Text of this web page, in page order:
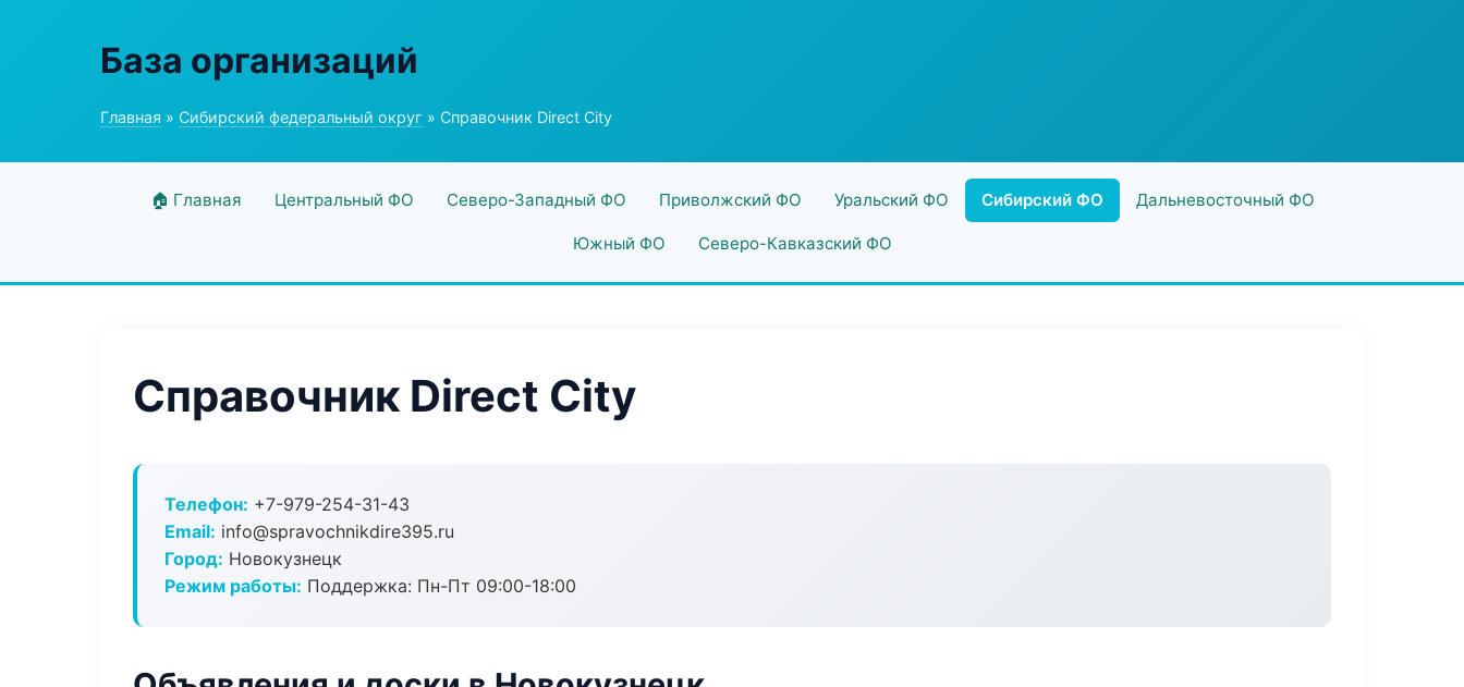
База организаций
Главная » Сибирский федеральный округ » Справочник Direct City
🏠 Главная Центральный ФО Северо-Западный ФО Приволжский ФО Уральский ФО Сибирский ФО Дальневосточный ФО
Южный ФО Северо-Кавказский ФО
Справочник Direct City
Телефон: +7-979-254-31-43
Email: info@spravochnikdire395.ru
Город: Новокузнецк
Режим работы: Поддержка: Пн-Пт 09:00-18:00